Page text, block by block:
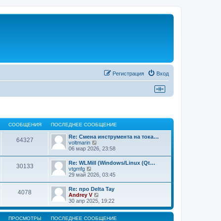
Вход
Регистрация
СООБЩЕНИЯ ПОСЛЕДНЕЕ СООБЩЕНИЕ
64327
Re: Смена инструмента на тока…
voltmarin
е
е
й
т
и
к
п
о
с
л
е
д
06 мар 2026, 23:58
30133
Re: WLMill (Windows/Linux (Qt…
vtgmfg
е
е
й
т
и
к
п
29 май 2026, 03:45
4078
Re: про Delta Tay
Andrey V
е
р
е
й
30 апр 2025, 19:22
ПРОСМОТРЫ ПОСЛЕДНЕЕ СООБЩЕНИЕ